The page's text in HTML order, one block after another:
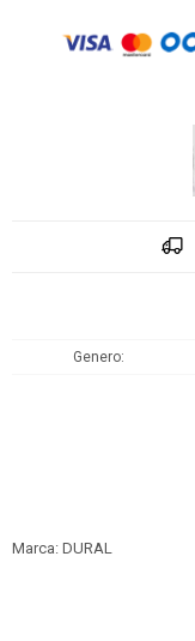
Genero
Marca: DURAL